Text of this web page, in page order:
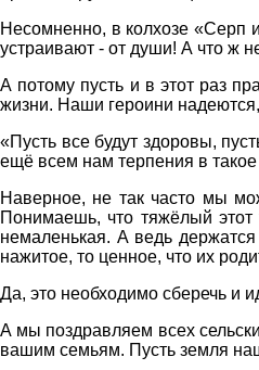
Несомненно, в колхозе «Серп
устраивают - от души! А что ж
А потому пусть и в этот раз
жизни. Наши героини надеются,
«Пусть все будут здоровы,
ещё всем нам терпения в
Наверное, не так часто мы
Понимаешь, что тяжёлый этот
немаленькая. А ведь
нажитое, то ценное, что их
Да, это необходимо сберечь и
А мы поздравляем всех
вашим семьям. Пусть земля